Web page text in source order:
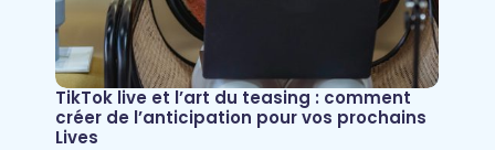
TikTok live et l’art du teasing : comment
créer de l’anticipation pour vos prochains
Lives